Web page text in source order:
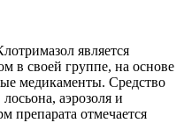
является
в своей группе, на основе
медикаменты. Средство
аэрозоля и
препарата отмечается